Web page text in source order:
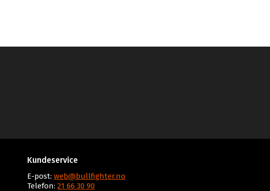
Kundeservice
E-post: web@bullfighter.no
Telefon: 21 66 30 90